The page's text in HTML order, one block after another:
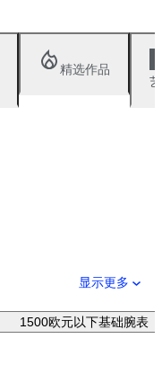
精选作品
显示更多
1500欧元以下基础腕表